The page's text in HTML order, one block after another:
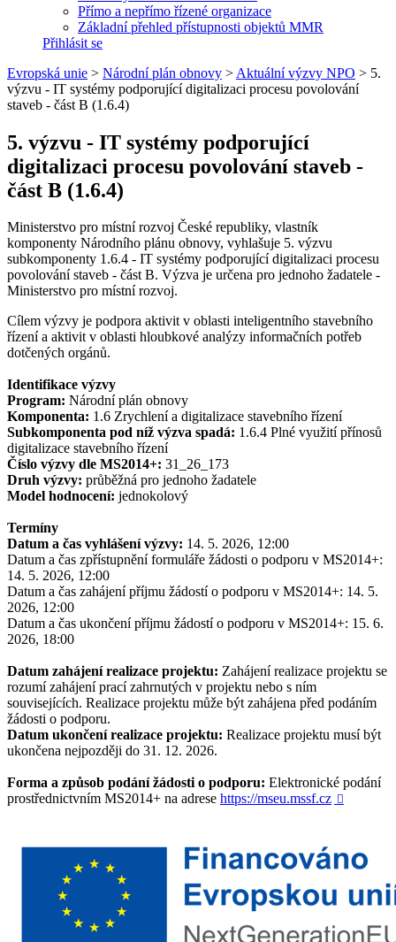
Přímo a nepřímo řízené organizace
Základní přehled přístupnosti objektů MMR
Přihlásit se
Evropská unie > Národní plán obnovy > Aktuální výzvy NPO > 5.
výzvu - IT systémy podporující digitalizaci procesu povolování
staveb - část B (1.6.4)
5. výzvu - IT systémy podporující
digitalizaci procesu povolování staveb -
část B (1.6.4)
Ministerstvo pro místní rozvoj České republiky, vlastník
komponenty Národního plánu obnovy, vyhlašuje 5. výzvu
subkomponenty 1.6.4 - IT systémy podporující digitalizaci procesu
povolování staveb - část B. Výzva je určena pro jednoho žadatele -
Ministerstvo pro místní rozvoj.
Cílem výzvy je podpora aktivit v oblasti inteligentního stavebního
řízení a aktivit v oblasti hloubkové analýzy informačních potřeb
dotčených orgánů.
Identifikace výzvy
Program: Národní plán obnovy
Komponenta: 1.6 Zrychlení a digitalizace stavebního řízení
Subkomponenta pod níž výzva spadá: 1.6.4 Plné využití přínosů
digitalizace stavebního řízení
Číslo výzvy dle MS2014+: 31_26_173
Druh výzvy: průběžná pro jednoho žadatele
Model hodnocení: jednokolový
Termíny
Datum a čas vyhlášení výzvy: 14. 5. 2026, 12:00
Datum a čas zpřístupnění formuláře žádosti o podporu v MS2014+:
14. 5. 2026, 12:00
Datum a čas zahájení příjmu žádostí o podporu v MS2014+: 14. 5.
2026, 12:00
Datum a čas ukončení příjmu žádostí o podporu v MS2014+: 15. 6.
2026, 18:00
Datum zahájení realizace projektu: Zahájení realizace projektu se
rozumí zahájení prací zahrnutých v projektu nebo s ním
souvisejících. Realizace projektu může být zahájena před podáním
žádosti o podporu.
Datum ukončení realizace projektu: Realizace projektu musí být
ukončena nejpozději do 31. 12. 2026.
Forma a způsob podání žádosti o podporu: Elektronické podání
prostřednictvním MS2014+ na adrese https://mseu.mssf.cz 